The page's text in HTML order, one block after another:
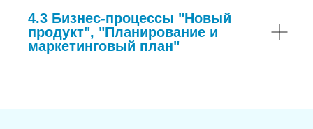
4.3 Бизнес-процессы "Новый
продукт", "Планирование и
маркетинговый план"